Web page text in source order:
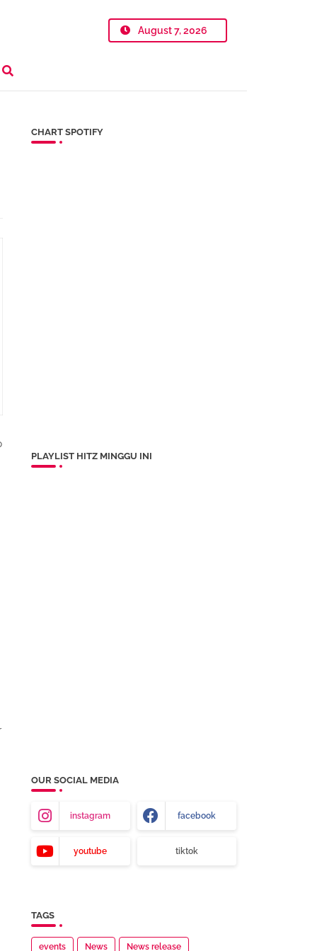
August 7, 2026
CHART SPOTIFY
PLAYLIST HITZ MINGGU INI
OUR SOCIAL MEDIA
instagram facebook
youtube tiktok
TAGS
events News News release